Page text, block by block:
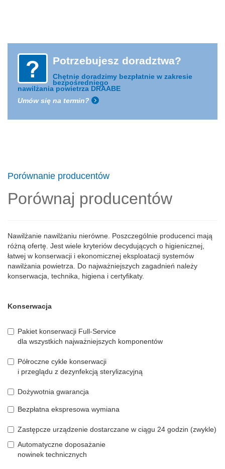
Potrzebujesz doradztwa?
Chętnie doradzimy bezpłatnie w zakresie
bezpośredniego
nawilżania powietrza DRAABE
Umów się na termin?
Porównanie producentów
Porównaj producentów
Nawilżanie nawilżaniu nierówne. Poszczególnie producenci mają
różną ofertę. Jest wiele kryteriów decydujących o higienicznej,
łatwej w konserwacji i ekonomicznej eksploatacji systemów
nawilżania powietrza. Do najważniejszych zagadnień należy
konserwacja, technika, higiena i certyfikaty.
Konserwacja
Pakiet konserwacji Full-Service
dla wszystkich najważniejszych komponentów
Półroczne cykle konserwacji
i przeglądu z dezynfekcją sterylizacyjną
Dożywotnia gwarancja
Bezpłatna ekspresowa wymiana
Zastępcze urządzenie dostarczane w ciągu 24 godzin (zwykle)
Automatyczne doposażanie
nowinek technicznych